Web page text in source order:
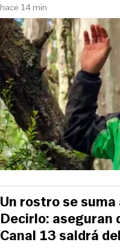
hace 14 min
Un rostro se suma
Decirlo: aseguran
Canal 13 saldrá